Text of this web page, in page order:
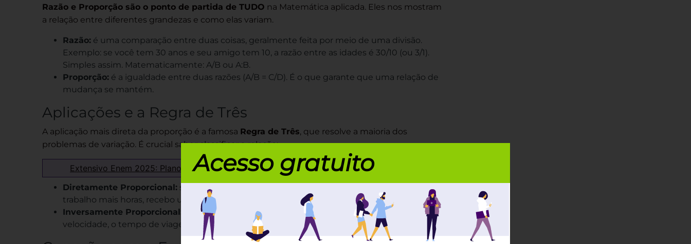
Razão e Proporção são o ponto de partida de TUDO na Matemática aplicada. Eles nos mostram
a relação entre diferentes grandezas e como elas variam.
Razão: é uma comparação entre duas coisas, geralmente feita por meio de uma divisão.
Exemplo: se você tem 30 anos e seu amigo tem 10, a razão entre as idades é 30/10 (ou 3/1).
Simples assim. Matematicamente: A/B ou A:B.
Proporção: é a igualdade entre duas razões (A/B = C/D). É o que garante que uma relação de
mudança se mantém.
Aplicações e a Regra de Três
A aplicação mais direta da proporção é a famosa Regra de Três, que resolve a maioria dos
problemas de variação. É crucial saber classificar a relação:
Extensivo Enem 2025: Plano de estudos completo e gratuito para mandar bem no Enem
Diretamente Proporcional: se um aumenta, o outro aumenta na mesma medida (Ex: Se eu
trabalho mais horas, recebo um salário maior).
Inversamente Proporcional:
se um aumenta, o outro diminui (Ex: Se eu aumento a
velocidade, o tempo de viagem diminui).
Acesso gratuito